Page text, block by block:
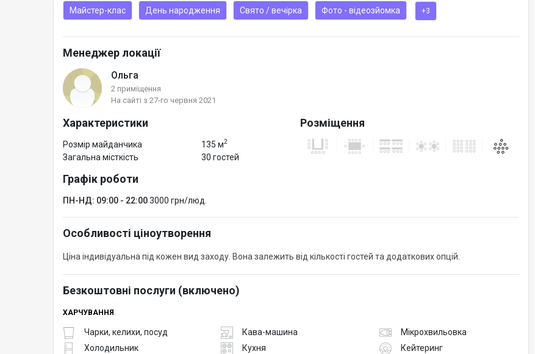
Майстер-клас День народження Свято / вечірка Фото - відеозйомка +3
Менеджер локації
Ольга
2 приміщення
На сайті з 27-го червня 2021
Характеристики
Розмір майданчика 135 м2
Загальна місткість 30 гостей
Розміщення
Графік роботи
ПН-НД: 09:00 - 22:003000 грн/люд.
Особливості ціноутворення
Ціна індивідуальна під кожен вид заходу. Вона залежить від кількості гостей та додаткових опцій.
Безкоштовні послуги (включено)
ХАРЧУВАННЯ
Чарки, келихи, посуд Кава-машина
Мікрохвильовка
Холодильник
Кухня Кейтеринг